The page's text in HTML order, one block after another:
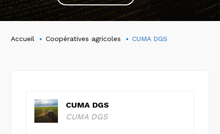
Accueil Coopératives agricoles CUMA DGS
CUMA DGS
CUMA DGS